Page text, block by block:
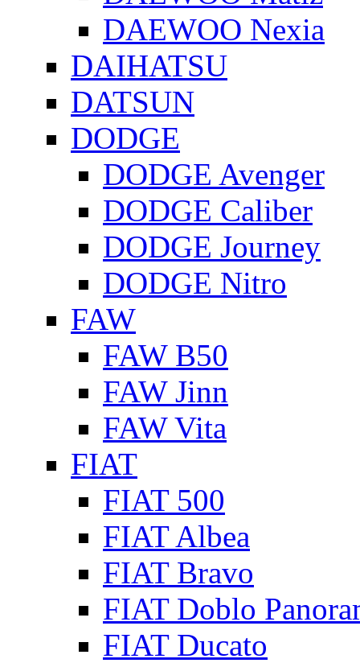
DAEWOO Nexia
DAIHATSU
DATSUN
DODGE
DODGE Avenger
DODGE Caliber
DODGE Journey
DODGE Nitro
FAW
FAW B50
FAW Jinn
FAW Vita
FIAT
FIAT 500
FIAT Albea
FIAT Bravo
FIAT Doblo
FIAT Ducato